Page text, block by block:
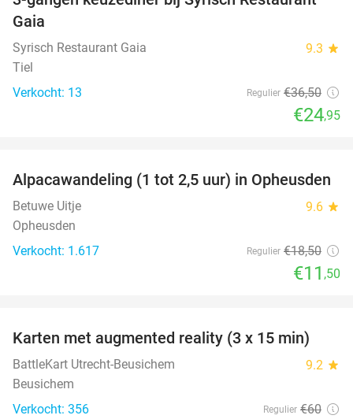
Gaia
Syrisch Restaurant Gaia 9.3 star
Tiel
Verkocht: 13
Regulier €36,50
€24,95
38%
Alpacawandeling (1 tot 2,5 uur) in Opheusden
Betuwe Uitje 9.6 star
Opheusden
Verkocht: 1.617
Regulier €18,50
€11 ,50
35%
Karten met augmented reality (3 x 15 min)
BattleKart Utrecht-Beusichem 9.2 star
Beusichem
Verkocht: 356
Regulier €60